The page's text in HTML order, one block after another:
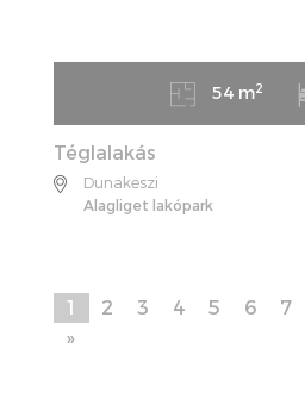
54 m2
Téglalakás
Dunakeszi
Alagliget lakópark
1 2 3 4 5 6 7
»